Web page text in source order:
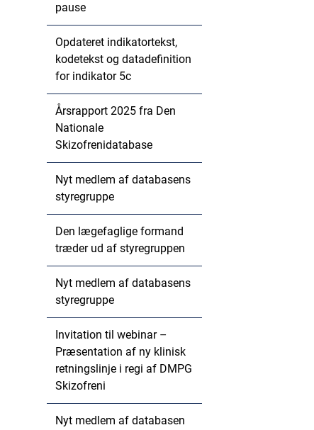
pause
Opdateret indikatortekst,
kodetekst og datadefinition
for indikator 5c
Årsrapport 2025 fra Den
Nationale
Skizofrenidatabase
Nyt medlem af databasens
styregruppe
Den lægefaglige formand
træder ud af styregruppen
Nyt medlem af databasens
styregruppe
Invitation til webinar –
Præsentation af ny klinisk
retningslinje i regi af DMPG
Skizofreni
Nyt medlem af databasen